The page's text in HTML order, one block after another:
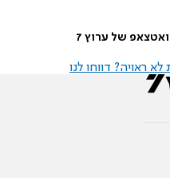
של ערוץ 7
ראויה? דווחו לנו